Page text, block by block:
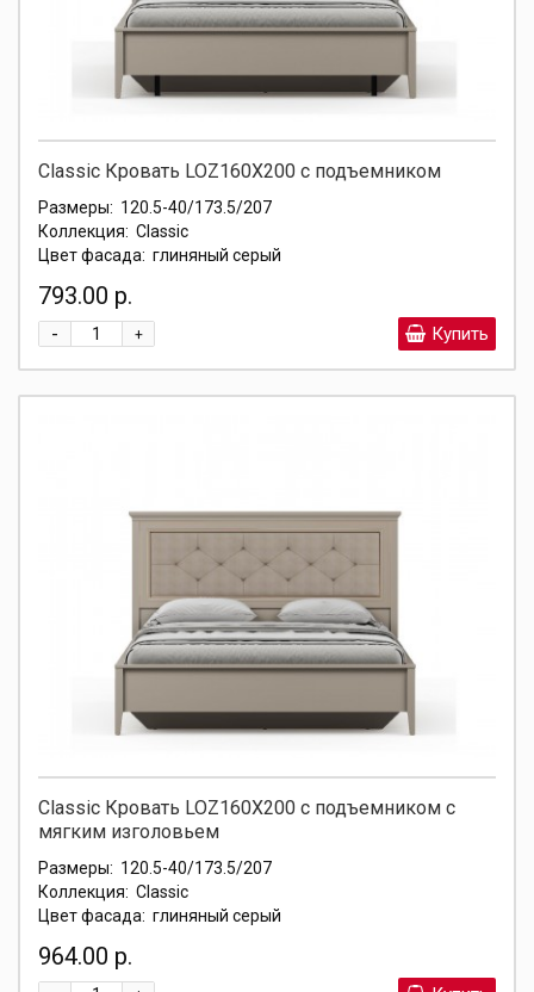
Classic Кровать LOZ160X200 с подъемником
Размеры: 120.5-40/173.5/207
Коллекция: Classic
Цвет фасада: глиняный серый
793.00 р.
+
- Купить
Classic Кровать LOZ160X200 с подъемником с
мягким изголовьем
Размеры: 120.5-40/173.5/207
Коллекция: Classic
Цвет фасада: глиняный серый
964.00 р.